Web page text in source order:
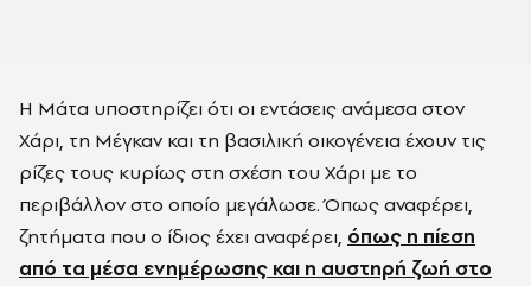
Η Μάτα υποστηρίζει ότι οι εντάσεις ανάμεσα στον
Χάρι, τη Μέγκαν και τη βασιλική οικογένεια έχουν τις
ρίζες τους κυρίως στη σχέση του Χάρι με το
περιβάλλον στο οποίο μεγάλωσε. Όπως αναφέρει,
ζητήματα που ο ίδιος έχει αναφέρει, όπως η πίεση
από τα μέσα ενημέρωσης και η αυστηρή ζωή στο